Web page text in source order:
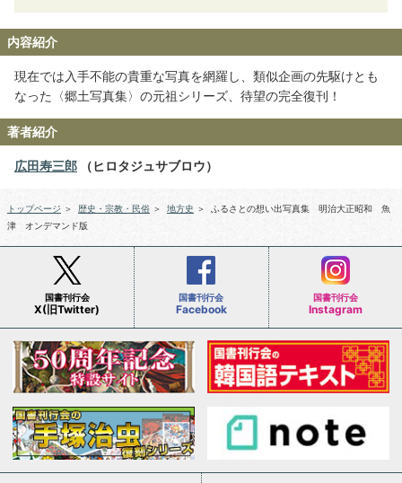
内容紹介
現在では入手不能の貴重な写真を網羅し、類似企画の先駆けとも
なった〈郷土写真集〉の元祖シリーズ、待望の完全復刊！
著者紹介
広田寿三郎 （ヒロタジュサブロウ）
トップページ ＞ 歴史・宗教・民俗 ＞ 地方史 ＞
ふるさとの想い出写真集 明治大正昭和 魚
津 オンデマンド版
国書刊行会
X(旧Twitter)
国書刊行会
Facebook
国書刊行会
Instagram